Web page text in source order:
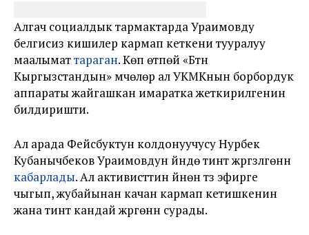
Алгач социалдык тармактарда Ураимовду
белгисиз кишилер кармап кеткени тууралуу
маалыматтараган. Көп өтпөй «Бүтүн
Кыргызстандын» мүчөлөрү ал УКМКнын борбордук
аппараты жайгашкан имаратка жеткирилгенин
билдиришти.
Ал арада Фейсбуктун колдонуучусу Нурбек
Кубанычбеков Ураимовдун үйүндө тинтүү жүргүзүлгөнүн
кабарлады. Ал активисттин үйүнөн түз эфирге
чыгып, жубайынан качан кармап кетишкенин
жана тинтүү кандай жүргөнүн сурады.